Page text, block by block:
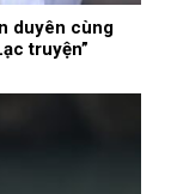
duyên cùng
truyện”